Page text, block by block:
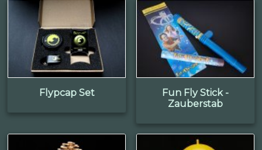
Flypcap Set
Fun Fly Stick -
Zauberstab